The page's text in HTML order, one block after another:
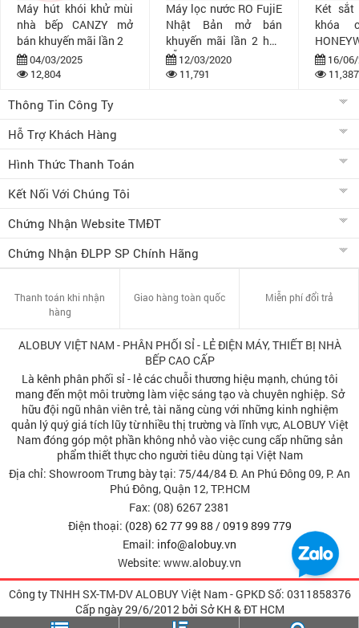
Máy hút khói khử mùi
nhà bếp CANZY mở
bán khuyến mãi lần 2
04/03/2025
12,804
Máy lọc nước RO FujiE
Nhật Bản mở bán
khuyến mãi lần 2 hấp
dẫn12/03/2020
11,791
Két sắt
khóa
bán16/
11,387
Thông Tin Công Ty
Hỗ Trợ Khách Hàng
Hình Thức Thanh Toán
Kết Nối Với Chúng Tôi
Chứng Nhận Website TMĐT
Chứng Nhận ĐLPP SP Chính Hãng
Thanh toán khi nhận
hàng
Giao hàng toàn quốc Miễn phí đổi trả
ALOBUY VIỆT NAM - PHÂN PHỐI SỈ - LẺ ĐIỆN MÁY, THIẾT BỊ NHÀ
BẾP CAO CẤP
Là kênh phân phối sỉ - lẻ các chuỗi thương hiệu mạnh, chúng tôi
mang đến một môi trường làm việc sáng tạo và chuyên nghiệp. Sở
hữu đội ngũ nhân viên trẻ, tài năng cùng với những kinh nghiệm
quản lý quý giá tích lũy từ nhiều thị trường và lĩnh vực, ALOBUY Việt
Nam đóng góp một phần không nhỏ vào việc cung cấp những sản
phẩm thiết thực cho người tiêu dùng tại Việt Nam
Địa chỉ: Showroom Trưng bày tại: 75/44/84 Đ. An Phú Đông 09, P. An
Phú Đông, Quận 12, TP.HCM
Fax: (08) 6267 2381
Điện thoại: (028) 62 77 99 88 /0919 899 779
Email: info@alobuy.vn
Website: www.alobuy.vn
Công ty TNHH SX-TM-DV ALOBUY Việt Nam - GPKD Số: 0311858376
Cấp ngày 29/6/2012 bởi Sở KH & ÐT HCM
Copyright © 2009-2012 ALOBUY VietNam All rights reserved.